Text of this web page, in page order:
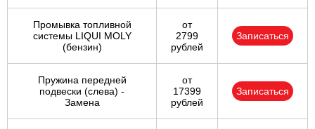
Промывка топливной
системы LIQUI MOLY
(бензин)
от
2799
рублей
Записаться
Пружина передней
подвески (слева) -
Замена
от
17399
рублей
Записаться